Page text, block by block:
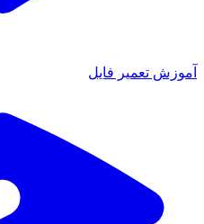
آموزش تعمیر فایل